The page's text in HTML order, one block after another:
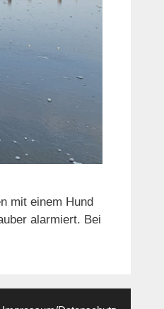
mit einem Hund
alarmiert. Bei